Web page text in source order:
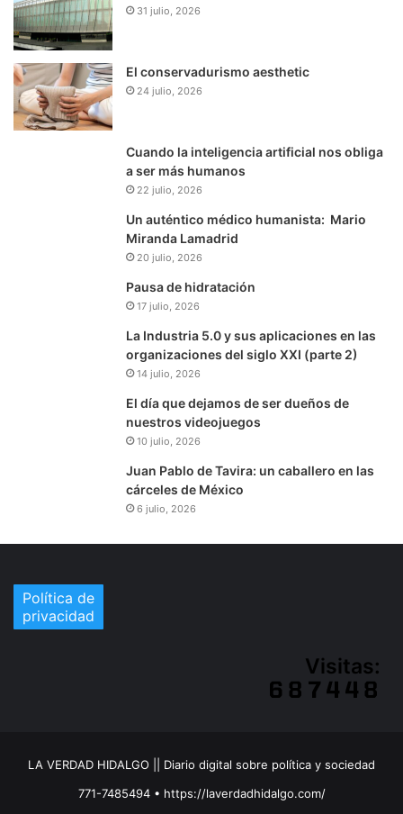
31 julio, 2026
El conservadurismo aesthetic
24 julio, 2026
Cuando la inteligencia artificial nos obliga
a ser más humanos
22 julio, 2026
Un auténtico médico humanista: Mario
Miranda Lamadrid
20 julio, 2026
Pausa de hidratación
17 julio, 2026
La Industria 5.0 y sus aplicaciones en las
organizaciones del siglo XXI (parte 2)
14 julio, 2026
El día que dejamos de ser dueños de
nuestros videojuegos
10 julio, 2026
Juan Pablo de Tavira: un caballero en las
cárceles de México
6 julio, 2026
Política de
privacidad
Visitas:
LA VERDAD HIDALGO || Diario digital sobre política y sociedad
771-7485494 • https://laverdadhidalgo.com/